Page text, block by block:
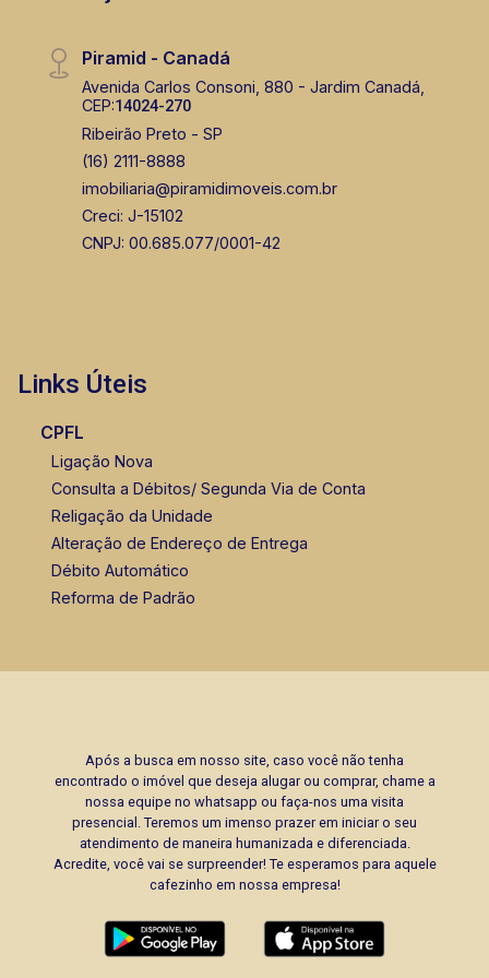
Piramid - Canadá
Avenida Carlos Consoni, 880 - Jardim Canadá,
CEP:14024-270
Ribeirão Preto - SP
(16) 2111-8888
imobiliaria@piramidimoveis.com.br
Creci: J-15102
CNPJ: 00.685.077/0001-42
Links Úteis
CPFL
Ligação Nova
Consulta a Débitos/ Segunda Via de Conta
Religação da Unidade
Alteração de Endereço de Entrega
Débito Automático
Reforma de Padrão
Após a busca em nosso site, caso você não tenha
encontrado o imóvel que deseja alugar ou comprar, chame a
nossa equipe no whatsapp ou faça-nos uma visita
presencial. Teremos um imenso prazer em iniciar o seu
atendimento de maneira humanizada e diferenciada.
Acredite, você vai se surpreender! Te esperamos para aquele
cafezinho em nossa empresa!